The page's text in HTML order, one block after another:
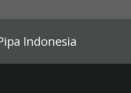
Indonesia